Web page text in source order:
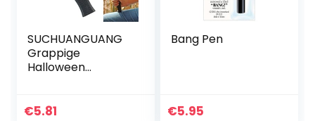
SUCHUANGUANG
Grappige
Halloween
rekwisieten
€5.81
Bang Pen
€5.95